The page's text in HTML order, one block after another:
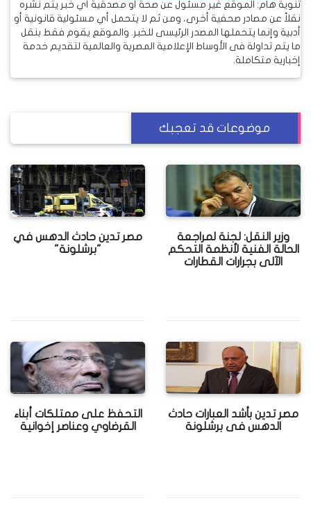
تنوية هام: الموقع غير مسئول عن صحة أو مصدقية أي خبر يتم نشره
نقلاً عن مصادر صحفية أخرى، ومن ثم لا يتحمل أي مسئولية قانونية أو
أدبية وإنما يتحملها المصدر الرئيسى للخبر. والموقع يقوم فقط بنقل
ما يتم تداولة فى الأوساط الإعلامية المصرية والعالمية لتقديم خدمة
إخبارية متكاملة.
موضوعات قد تعجبك
وزير النقل: لجنة لمراجعة
الحالة الفنية لأنظمة التحكم
الآلى بجرارات القطارات
مصر تدين حادث الدهس في
"برشلونة"
مصر تدين بأشد العبارات حادث
الدهس فى برشلونة
التحفظ على ممتلكات أبناء
القرضاوي وعناصر إخوانية